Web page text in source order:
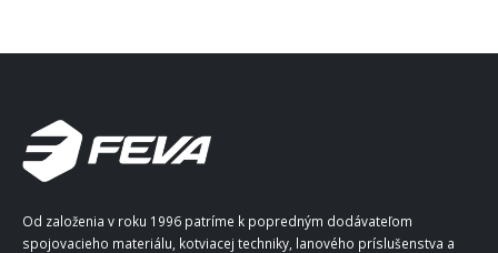
Od založenia v roku 1996 patríme k popredným dodávateľom
spojovacieho materiálu, kotviacej techniky, lanového príslušenstva a